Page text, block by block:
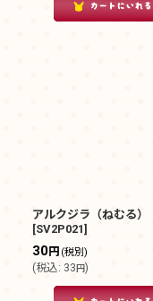
アルクジラ（ねむる）
[SV2P021]
30円 (税別)
(税込: 33円)